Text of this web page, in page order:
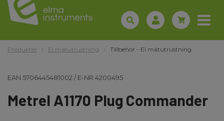
Produkter El mätutrustning Tillbehör - El mätutrustning
EAN 5706445481002 /E-NR 4200495
Metrel A1170 Plug Commander